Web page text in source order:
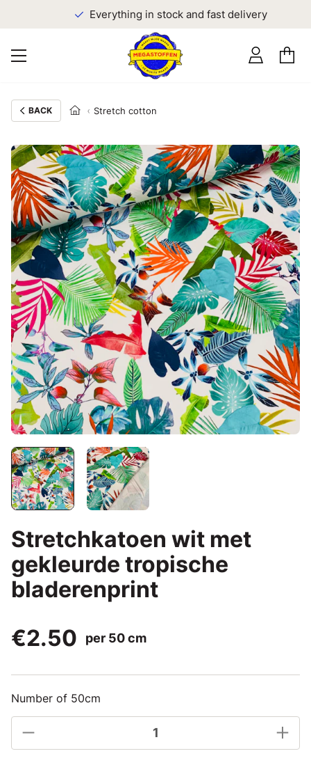
Everything in stock and fast delivery
BACK Stretch cotton
Stretchkatoen wit met
gekleurde tropische
bladerenprint
€2.50
per 50 cm
Number of 50cm